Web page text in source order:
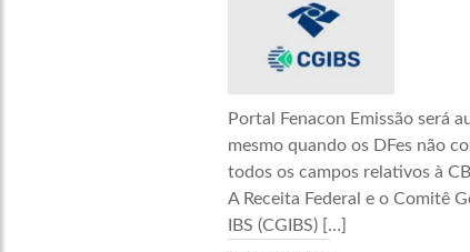
Portal Fenacon Emissão será
mesmo quando os DFes não
todos os campos relativos à
A Receita Federal e o Comitê
IBS (CGIBS) […]